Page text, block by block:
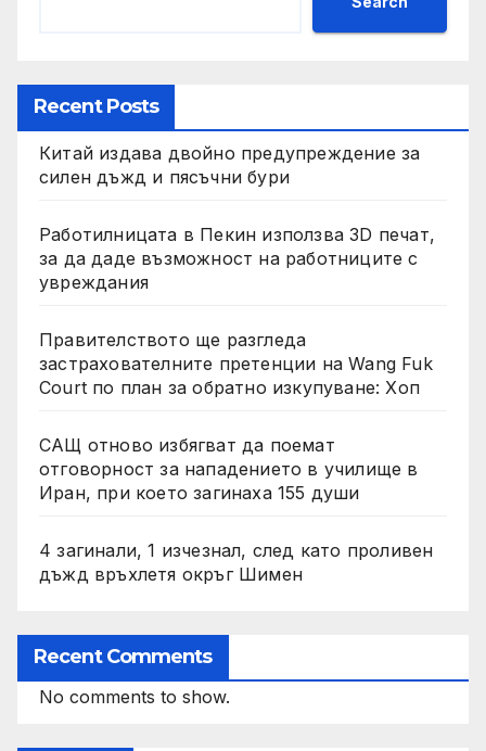
Recent Posts
Китай издава двойно предупреждение за
силен дъжд и пясъчни бури
Работилницата в Пекин използва 3D печат,
за да даде възможност на работниците с
увреждания
Правителството ще разгледа
застрахователните претенции на Wang Fuk
Court по план за обратно изкупуване: Хоп
САЩ отново избягват да поемат
отговорност за нападението в училище в
Иран, при което загинаха 155 души
4 загинали, 1 изчезнал, след като проливен
дъжд връхлетя окръг Шимен
Recent Comments
No comments to show.